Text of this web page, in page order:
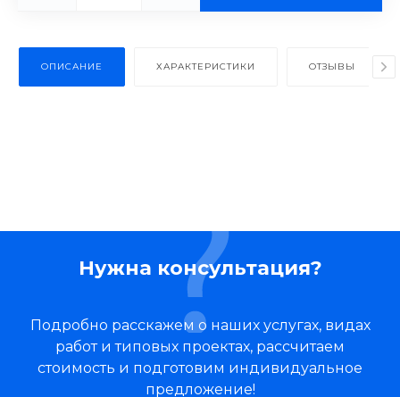
ОПИСАНИЕ ХАРАКТЕРИСТИКИ ОТЗЫВЫ
Нужна консультация?
Подробно расскажем о наших услугах, видах
работ и типовых проектах, рассчитаем
стоимость и подготовим индивидуальное
предложение!